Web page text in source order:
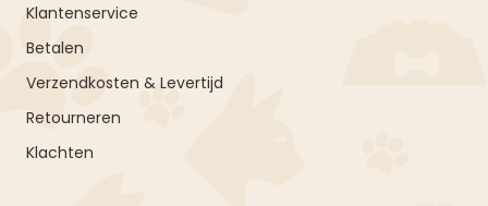
Klantenservice
Betalen
Verzendkosten & Levertijd
Retourneren
Klachten